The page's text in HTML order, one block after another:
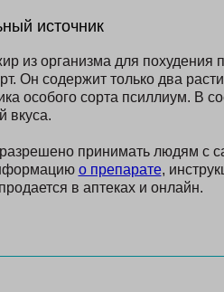
источник
из организма для похудения
Он содержит только два
особого сорта псиллиум. В
вкуса.
принимать людям с
о препарате,
в аптеках и онлайн.